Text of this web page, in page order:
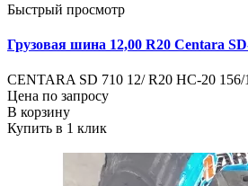
Быстрый просмотр
Грузовая шина 12,00 R20 Centara
CENTARA SD 710 12/ R20 HC-20
Цена по запросу
В корзину
Купить в 1 клик